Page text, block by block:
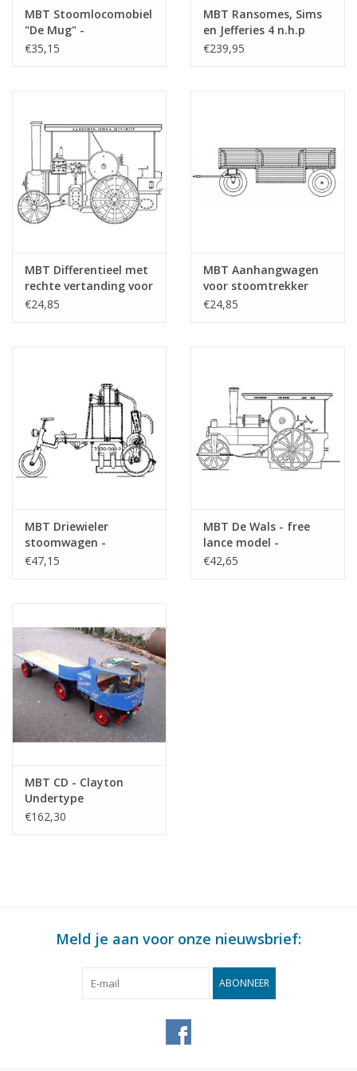
MBT Stoomlocomobiel
"De Mug" -
Bouwtekening Schaal 1
€35,15
MBT Ransomes, Sims
en Jefferies 4 n.h.p
stoomtrekker -
€239,95
MBT Differentieel met
rechte vertanding voor
RS&J stoomtrekker -
€24,85
MBT Aanhangwagen
voor stoomtrekker
Ransomes -
€24,85
MBT Driewieler
stoomwagen -
Bouwtekening Schaal 1
€47,15
MBT De Wals - free
lance model -
Bouwtekening Schaal 1
€42,65
MBT CD - Clayton
Undertype
steamwagon -
€162,30
Meld je aan voor onze nieuwsbrief:
ABONNEER